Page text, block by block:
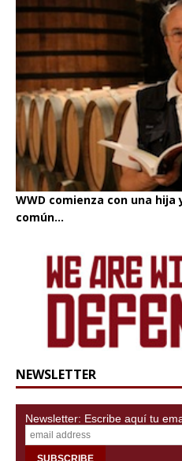
WWD comienza con una
común...
NEWSLETTER
Newsletter: Escribe aquí tu